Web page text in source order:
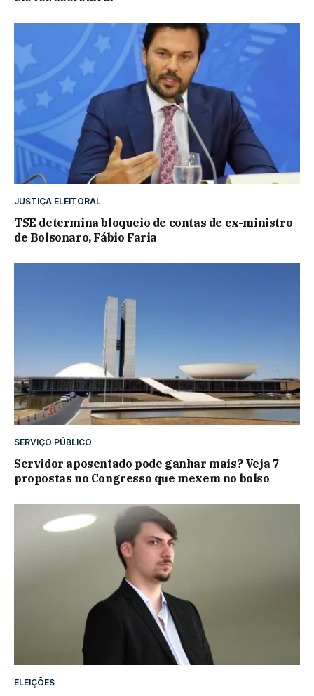
JUSTIÇA ELEITORAL
TSE determina bloqueio de contas de ex-ministro
de Bolsonaro, Fábio Faria
SERVIÇO PÚBLICO
Servidor aposentado pode ganhar mais? Veja 7
propostas no Congresso que mexem no bolso
ELEIÇÕES